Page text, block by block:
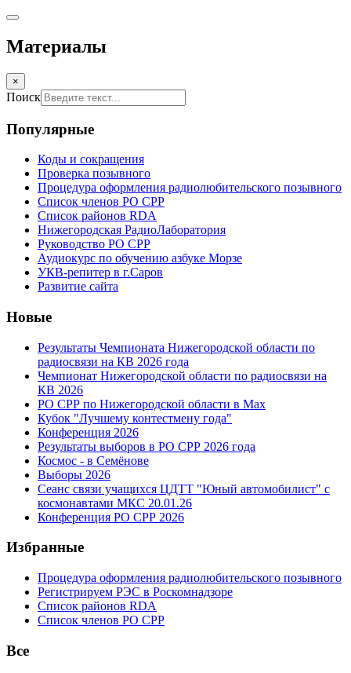
Материалы
×
Поиск
Популярные
Коды и сокращения
Проверка позывного
Процедура оформления радиолюбительского позывного
Список членов РО СРР
Список районов RDA
Нижегородская РадиоЛаборатория
Руководство РО СРР
Аудиокурс по обучению азбуке Морзе
УКВ-репитер в г.Саров
Развитие сайта
Новые
Результаты Чемпионата Нижегородской области по
радиосвязи на КВ 2026 года
Чемпионат Нижегородской области по радиосвязи на
КВ 2026
РО СРР по Нижегородской области в Max
Кубок "Лучшему контестмену года"
Конференция 2026
Результаты выборов в РО СРР 2026 года
Космос - в Семёнове
Выборы 2026
Сеанс связи учащихся ЦДТТ "Юный автомобилист" с
космонавтами МКС 20.01.26
Конференция РО СРР 2026
Избранные
Процедура оформления радиолюбительского позывного
Регистрируем РЭС в Роскомнадзоре
Список районов RDA
Список членов РО СРР
Все